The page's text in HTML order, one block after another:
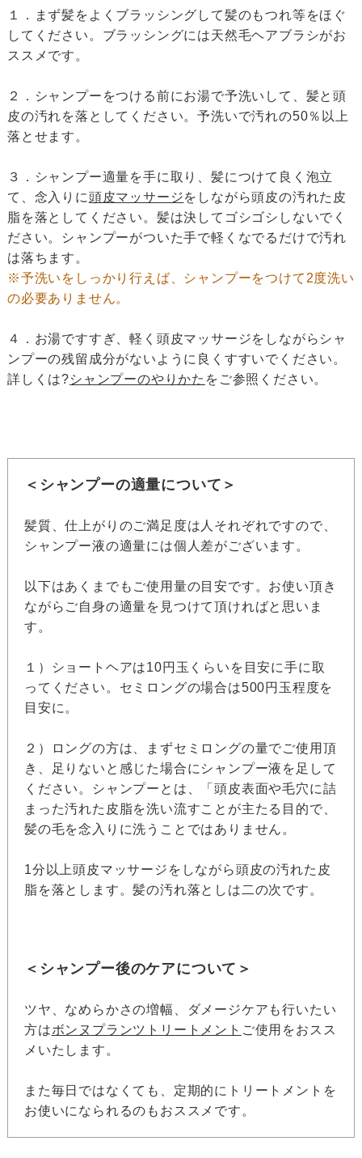
１．まず髪をよくブラッシングして髪のもつれ等をほぐ
してください。ブラッシングには天然毛ヘアブラシがお
ススメです。
２．シャンプーをつける前にお湯で予洗いして、髪と頭
皮の汚れを落としてください。予洗いで汚れの50％以上
落とせます。
３．シャンプー適量を手に取り、髪につけて良く泡立
て、念入りに頭皮マッサージをしながら頭皮の汚れた皮
脂を落としてください。髪は決してゴシゴシしないでく
ださい。シャンプーがついた手で軽くなでるだけで汚れ
は落ちます。
※予洗いをしっかり行えば、シャンプーをつけて2度洗い
の必要ありません。
４．お湯ですすぎ、軽く頭皮マッサージをしながらシャ
ンプーの残留成分がないように良くすすいでください。
詳しくは?シャンプーのやりかた をご参照ください。
＜シャンプーの適量について＞
髪質、仕上がりのご満足度は人それぞれですので、
シャンプー液の適量には個人差がございます。
以下はあくまでもご使用量の目安です。お使い頂き
ながらご自身の適量を見つけて頂ければと思いま
す。
１）ショートヘアは10円玉くらいを目安に手に取
ってください。セミロングの場合は500円玉程度を
目安に。
２）ロングの方は、まずセミロングの量でご使用頂
き、足りないと感じた場合にシャンプー液を足して
ください。シャンプーとは、「頭皮表面や毛穴に詰
まった汚れた皮脂を洗い流すことが主たる目的で、
髪の毛を念入りに洗うことではありません。
1分以上頭皮マッサージをしながら頭皮の汚れた皮
脂を落とします。髪の汚れ落としは二の次です。
＜シャンプー後のケアについて＞
ツヤ、なめらかさの増幅、ダメージケアも行いたい
方はボンヌプランツトリートメント ご使用をおスス
メいたします。
また毎日ではなくても、定期的にトリートメントを
お使いになられるのもおススメです。